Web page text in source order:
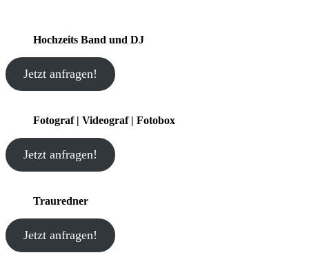
Hochzeits Band und DJ
Jetzt anfragen!
Fotograf | Videograf | Fotobox
Jetzt anfragen!
Trauredner
Jetzt anfragen!